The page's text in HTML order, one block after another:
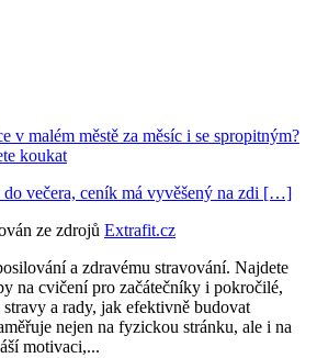
v malém městě za měsíc i se spropitným?
koukat
do večera, ceník má vyvěšený na zdi […]
ze zdrojů Extrafit.cz
a zdravému stravování. Najdete
na cvičení pro začátečníky i pokročilé,
a rady, jak efektivně budovat
nejen na fyzickou stránku, ale i na
motivaci,...